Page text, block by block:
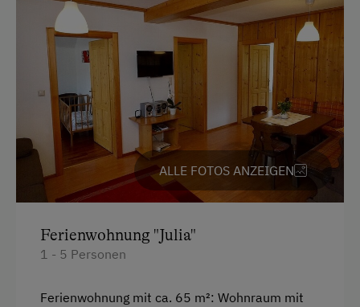
Am Betrieb
Ab-Hof-Verkauf
Familienanschluss
Garten/Wiese
Hofeigene Produkte
Mithilfe am Hof
Kinder-Ausstattung
Baby- und Kleinkinderausstattung
ALLE FOTOS ANZEIGEN
Ferienwohnung "Julia"
1 - 5 Personen
Ferienwohnung mit ca. 65 m²: Wohnraum mit